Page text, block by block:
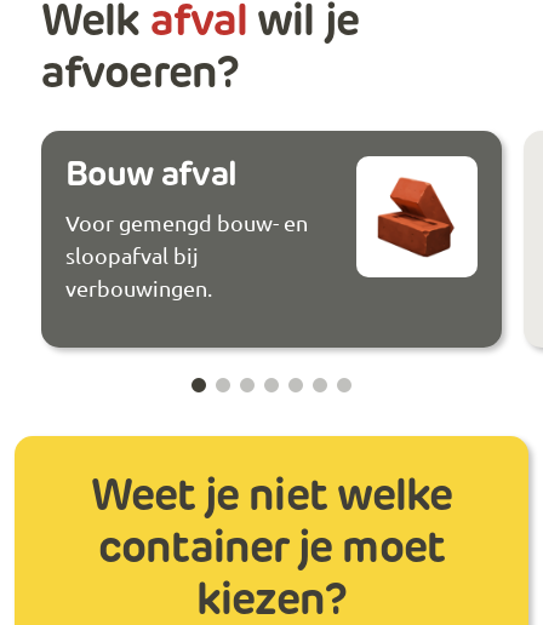
Welk afval wil je
afvoeren?
Bouw afval
Voor gemengd bouw- en
sloopafval bij
verbouwingen.
Weet je niet welke
container je moet
kiezen?